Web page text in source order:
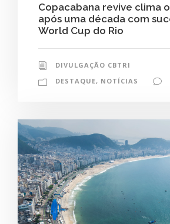
Copacabana revive clima
após uma década com
World Cup do Rio
DIVULGAÇÃO CBTRI
DESTAQUE, NOTÍCIAS